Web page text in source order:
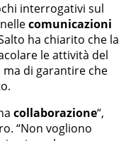
interrogativi sul
nellecomunicazioni
ha chiarito che la
le attività del
di garantire che
collaborazione“,
“Non vogliono